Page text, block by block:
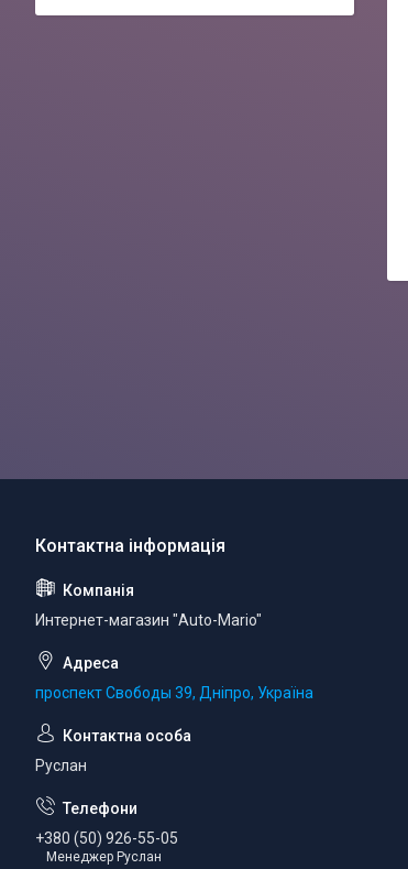
Интернет-магазин "Auto-Mario"
проспект Свободы 39, Дніпро, Україна
Руслан
+380 (50) 926-55-05
Менеджер Руслан